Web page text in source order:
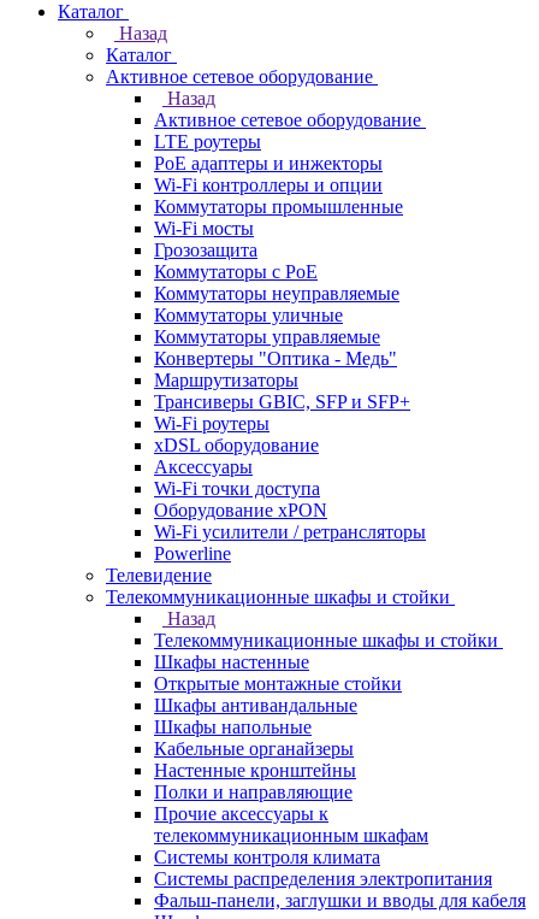
Каталог
Назад
Каталог
Активное сетевое оборудование
Назад
Активное сетевое оборудование
LTE роутеры
PoE адаптеры и инжекторы
Wi-Fi контроллеры и опции
Коммутаторы промышленные
Wi-Fi мосты
Грозозащита
Коммутаторы c PoE
Коммутаторы неуправляемые
Коммутаторы уличные
Коммутаторы управляемые
Конвертеры "Оптика - Медь"
Маршрутизаторы
Трансиверы GBIC, SFP и SFP+
Wi-Fi роутеры
xDSL оборудование
Аксессуары
Wi-Fi точки доступа
Оборудование хPON
Wi-Fi усилители / ретрансляторы
Powerline
Телевидение
Телекоммуникационные шкафы и стойки
Назад
Телекоммуникационные шкафы и стойки
Шкафы настенные
Открытые монтажные стойки
Шкафы антивандальные
Шкафы напольные
Кабельные органайзеры
Настенные кронштейны
Полки и направляющие
Прочие аксессуары к
телекоммуникационным шкафам
Системы контроля климата
Системы распределения электропитания
Фальш-панели, заглушки и вводы для кабеля